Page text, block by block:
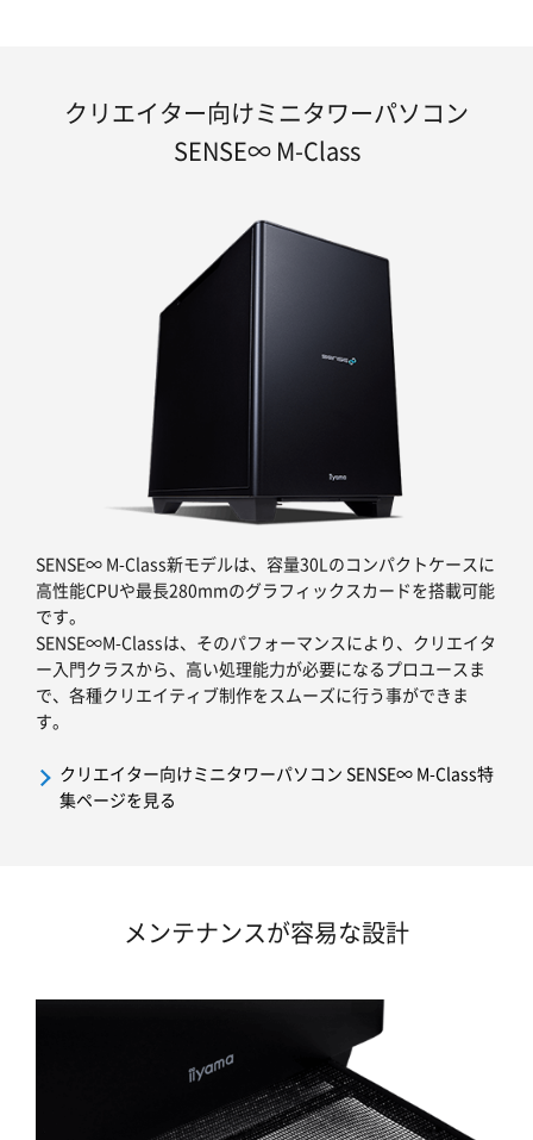
クリエイター向けミニタワーパソコン
SENSE∞ M-Class
SENSE∞ M-Class新モデルは、容量30Lのコンパクトケースに
高性能CPUや最長280mmのグラフィックスカードを搭載可能
です。
SENSE∞M-Classは、そのパフォーマンスにより、クリエイタ
ー入門クラスから、高い処理能力が必要になるプロユースま
で、各種クリエイティブ制作をスムーズに行う事ができま
す。
クリエイター向けミニタワーパソコン SENSE∞ M-Class特
集ページを見る
メンテナンスが容易な設計